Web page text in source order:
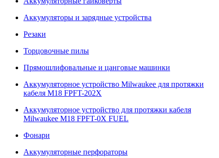
Аккумуляторы и зарядные устройства
Резаки
Торцовочные пилы
Прямошлифовальные и цанговые машинки
Аккумуляторное устройство Milwaukee для протяжки
кабеля M18 FPFT-202X
Аккумуляторное устройство для протяжки кабеля
Milwaukee M18 FPFT-0X FUEL
Фонари
Аккумуляторные перфораторы